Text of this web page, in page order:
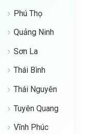
Phú Thọ
Quảng Ninh
Sơn La
Thái Bình
Thái Nguyên
Tuyên Quang
Vĩnh Phúc